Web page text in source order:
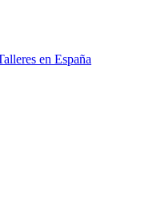
en España